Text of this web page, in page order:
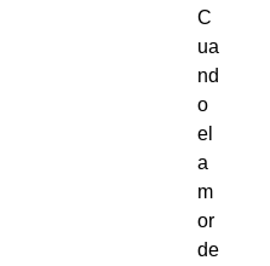
C
ua
nd
o
el
a
m
or
de